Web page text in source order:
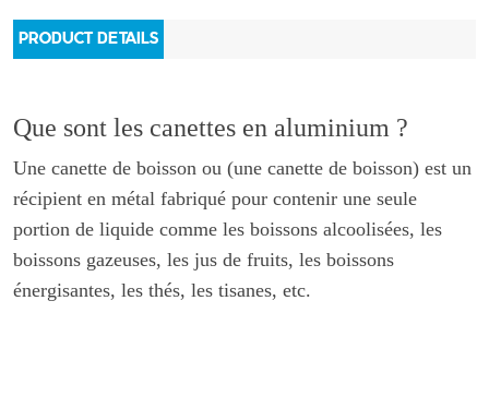
PRODUCT DETAILS
Que sont les canettes en aluminium ?
Une canette de boisson ou (une canette de boisson) est un
récipient en métal fabriqué pour contenir une seule
portion de liquide comme les boissons alcoolisées, les
boissons gazeuses, les jus de fruits, les boissons
énergisantes, les thés, les tisanes, etc.